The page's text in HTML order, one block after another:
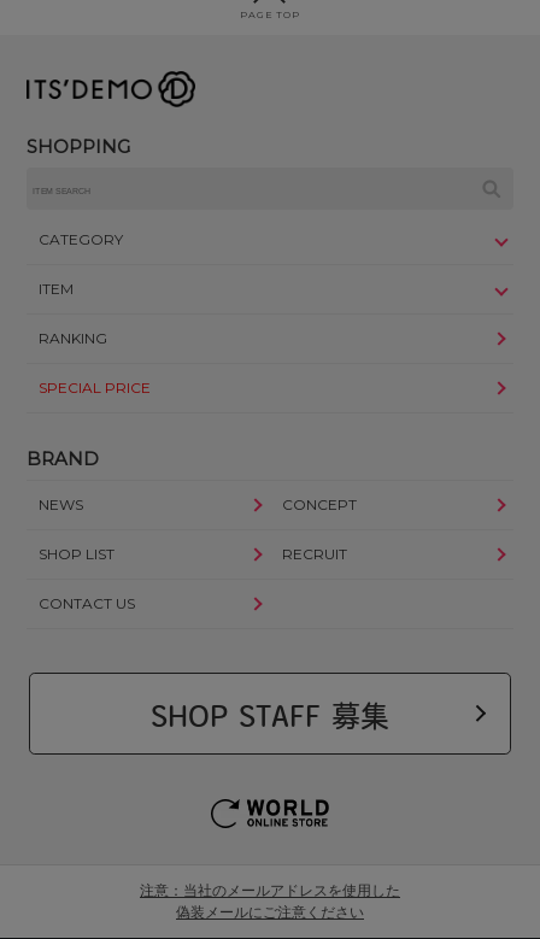
PAGE TOP
SHOPPING
CATEGORY
ITEM
RANKING
SPECIAL PRICE
BRAND
NEWS CONCEPT
SHOP LIST RECRUIT
CONTACT US
SHOP STAFF 募集
注意：当社のメールアドレスを使用した
偽装メールにご注意ください